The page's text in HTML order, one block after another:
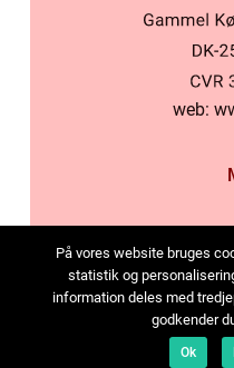
web:
På vores website bruges
statistik og
information deles med
godkender
Ok